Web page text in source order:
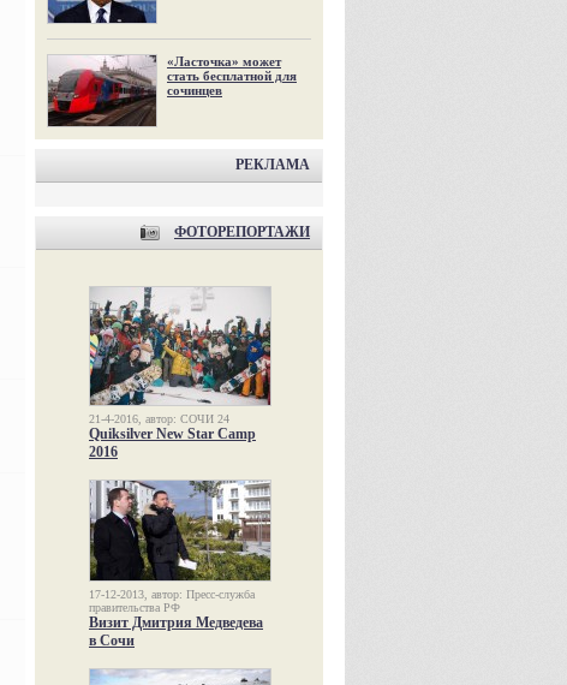
«Ласточка» может
стать бесплатной для
сочинцев
РЕКЛАМА
ФОТОРЕПОРТАЖИ
21-4-2016, автор: СОЧИ 24
Quiksilver New Star Camp
2016
17-12-2013, автор: Пресс-служба
правительства РФ
Визит Дмитрия Медведева
в Сочи